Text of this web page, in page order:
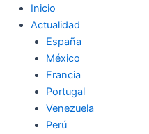
Inicio
Actualidad
España
México
Francia
Portugal
Venezuela
Perú